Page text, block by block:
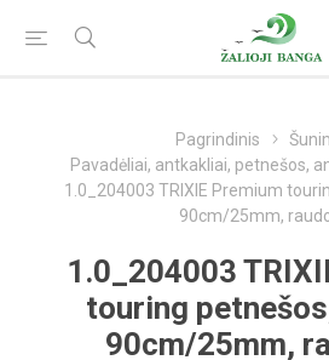
Pagrindinis
Pavadėliai, antkakliai, petnešos,
1.0_204003 TRIXIE Premium
90cm/25mm,
1.0_204003
touring
90cm/25mm,